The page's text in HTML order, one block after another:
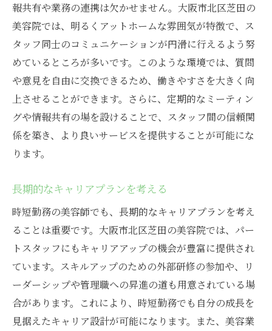
報共有や業務の連携は欠かせません。大阪市北区芝田の
美容院では、明るくアットホームな雰囲気が特徴で、ス
タッフ同士のコミュニケーションが円滑に行えるよう努
めているところが多いです。このような環境では、質問
や意見を自由に交換できるため、働きやすさを大きく向
上させることができます。さらに、定期的なミーティン
グや情報共有の場を設けることで、スタッフ間の信頼関
係を築き、より良いサービスを提供することが可能にな
ります。
長期的なキャリアプランを考える
時短勤務の美容師でも、長期的なキャリアプランを考え
ることは重要です。大阪市北区芝田の美容院では、パー
トスタッフにもキャリアアップの機会が豊富に提供され
ています。スキルアップのための外部研修の参加や、リ
ーダーシップや管理職への昇進の道も用意されている場
合があります。これにより、時短勤務でも自分の成長を
見据えたキャリア設計が可能になります。また、美容業